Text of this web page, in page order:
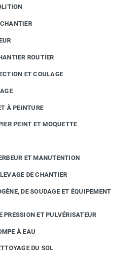
ROUTIER
ET COULAGE
À PEINTURE
PEINT ET MOQUETTE
ET MANUTENTION
DE CHANTIER
DE SOUDAGE ET ÉQUIPEMENT
PRESSION ET PULVÉRISATEUR
À EAU
DU SOL